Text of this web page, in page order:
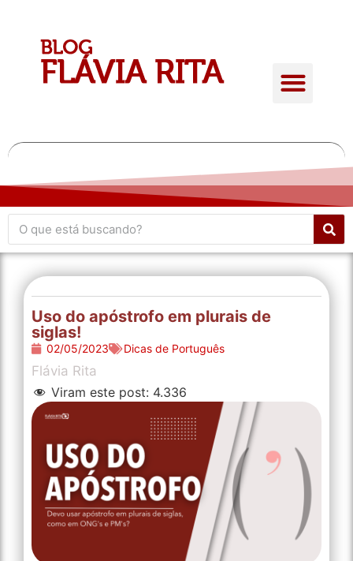
Uso do apóstrofo em plurais de
siglas!
02/05/2023 Dicas de Português
Flávia Rita
Viram este post: 4.336